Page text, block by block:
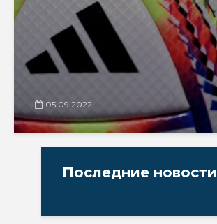
05.09.2022
Последние новости